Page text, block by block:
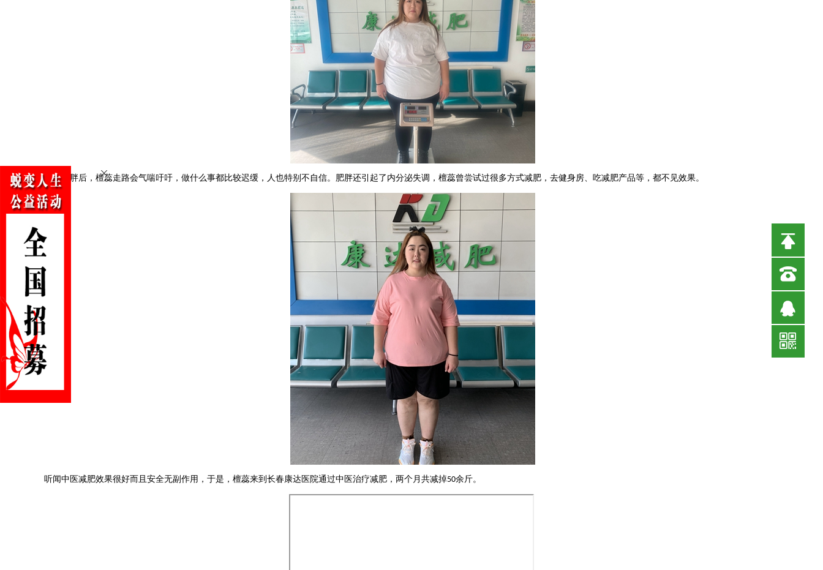
身体变胖后， 檀蕊走路会气喘吁吁，做什么事都比较迟缓，人也特别不自信。肥胖还引起了内分泌失调， 檀蕊曾尝试过很多方式减肥，去健身房、吃减肥产品等，都不见效果。
听闻中医减肥效果很好而且安全无副作用，于是，檀蕊来到长春康达医院通过中医治疗减肥，两个月共减掉50余斤。